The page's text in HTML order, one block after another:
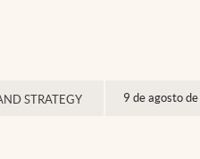
STRATEGY 9 de agosto